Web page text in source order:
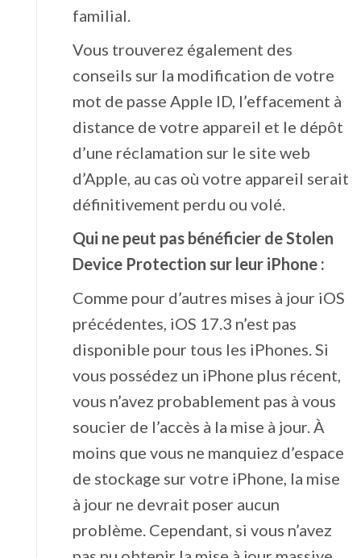
familial.
Vous trouverez également des
conseils sur la modification de votre
mot de passe Apple ID, l’effacement à
distance de votre appareil et le dépôt
d’une réclamation sur le site web
d’Apple, au cas où votre appareil serait
définitivement perdu ou volé.
Qui ne peut pas bénéficier de Stolen
Device Protection sur leur iPhone :
Comme pour d’autres mises à jour iOS
précédentes, iOS 17.3 n’est pas
disponible pour tous les iPhones. Si
vous possédez un iPhone plus récent,
vous n’avez probablement pas à vous
soucier de l’accès à la mise à jour. À
moins que vous ne manquiez d’espace
de stockage sur votre iPhone, la mise
à jour ne devrait poser aucun
problème. Cependant, si vous n’avez